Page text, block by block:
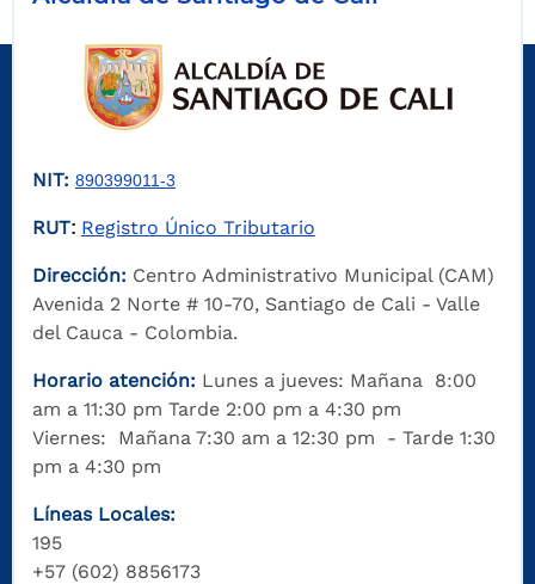
NIT: 890399011-3
RUT: Registro Único Tributario
Dirección: Centro Administrativo Municipal (CAM)
Avenida 2 Norte # 10-70, Santiago de Cali - Valle
del Cauca - Colombia.
Horario atención: Lunes a jueves: Mañana 8:00
am a 11:30 pm Tarde 2:00 pm a 4:30 pm
Viernes: Mañana 7:30 am a 12:30 pm - Tarde 1:30
pm a 4:30 pm
Líneas Locales:
195
+57 (602) 8856173